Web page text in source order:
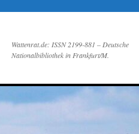
Wattenrat.de: ISSN 2199-881 – Deutsche
Nationalbibliothek in Frankfurt/M.